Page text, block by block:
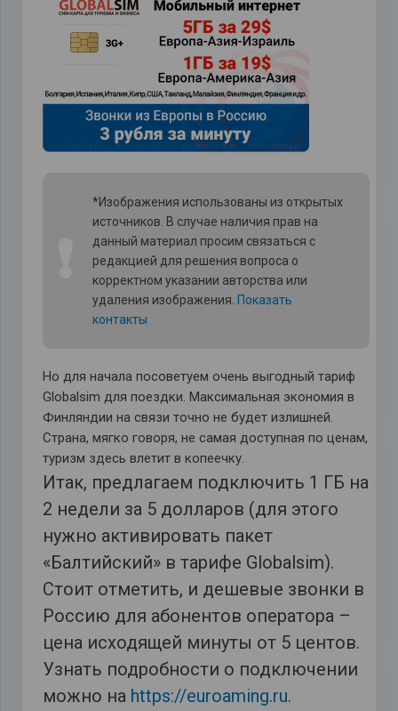
*Изображения использованы из открытых
источников. В случае наличия прав на
данный материал просим связаться с
редакцией для решения вопроса о
корректном указании авторства или
удаления изображения. Показать
контакты
Но для начала посоветуем очень выгодный тариф
Globalsim для поездки. Максимальная экономия в
Финляндии на связи точно не будет излишней.
Страна, мягко говоря, не самая доступная по ценам,
туризм здесь влетит в копеечку.
Итак, предлагаем подключить 1 ГБ на
2 недели за 5 долларов (для этого
нужно активировать пакет
«Балтийский» в тарифе Globalsim).
Стоит отметить, и дешевые звонки в
Россию для абонентов оператора –
цена исходящей минуты от 5 центов.
Узнать подробности о подключении
можно на https://euroaming.ru.